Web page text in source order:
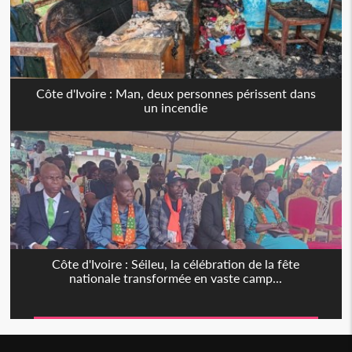
Côte d'Ivoire : Man, deux personnes périssent dans
un incendie
Côte d'Ivoire : Séileu, la célébration de la fête
nationale transformée en vaste camp...